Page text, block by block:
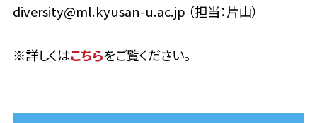
diversity@ml.kyusan-u.ac.jp （担当：片山）
※詳しくはこちらをご覧ください。